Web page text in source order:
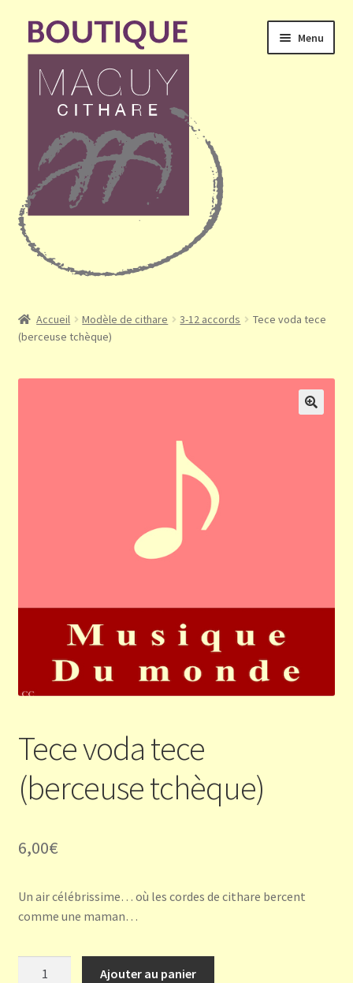
Aller
navigation
Aller
contenu
Menu
Mon compte
Validation de la commande
Accueil Modèle de cithare 3-12 accords
Tece voda tece
(berceuse tchèque)
Tece voda tece
(berceuse tchèque)
6,00€
Un air célébrissime… où les cordes de cithare bercent
comme une maman…
Ajouter au panier